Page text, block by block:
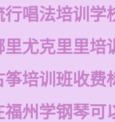
行唱法培训学
里尤克里里培
筝培训班收费
福州学钢琴可